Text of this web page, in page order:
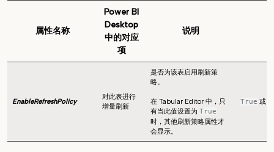
属性名称
Power BI
Desktop
中的对应
项
说明
EnableRefreshPolicy
对此表进行
增量刷新
是否为该表启用刷新策
略。
在 Tabular Editor 中，只
有当此值设置为 True
时，其他刷新策略属性才
会显示。
True 或